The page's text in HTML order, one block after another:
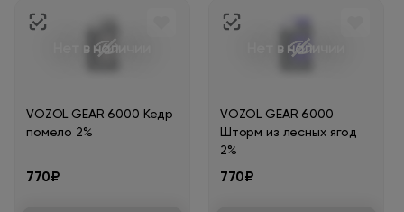
Нет в наличии
VOZOL GEAR 6000 Кедр
помело 2%
770₽
Нет в наличии
VOZOL GEAR 6000
Шторм из лесных ягод
2%
770₽